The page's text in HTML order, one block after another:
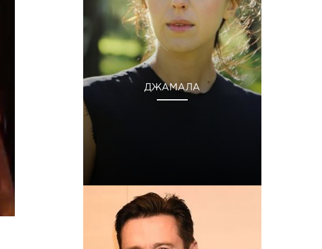
ДЖАМАЛА